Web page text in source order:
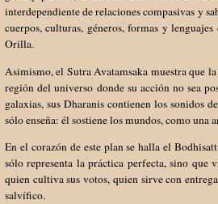
interdependiente de relaciones compasivas y
cuerpos, culturas, géneros, formas y
Orilla.
Asimismo, el Sutra Avatamsaka muestra que
región del universo donde su acción no sea
galaxias, sus Dharanis contienen los sonidos
sólo enseña: él sostiene los mundos, como
En el corazón de este plan se halla el
sólo representa la práctica perfecta, sino que
quien cultiva sus votos, quien sirve con
salvífico.